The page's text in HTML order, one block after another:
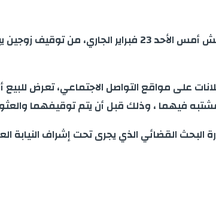
على مواقع التواصل الاجتماعي، تعرض
يتم توقيفهما والعثور بحوزتهما على 5800 وحدة من الكبسولات
البحث القضائي الذي يجرى تحت إشراف